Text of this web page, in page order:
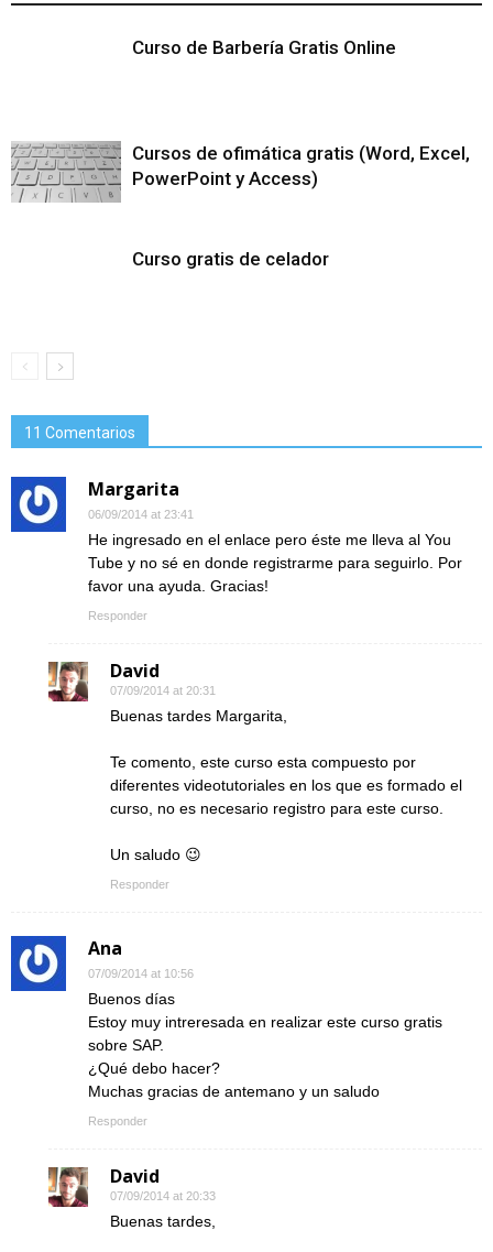
Curso de Barbería Gratis Online
Cursos de ofimática gratis (Word, Excel,
PowerPoint y Access)
Curso gratis de celador
11 Comentarios
Margarita
06/09/2014 at 23:41
He ingresado en el enlace pero éste me lleva al You
Tube y no sé en donde registrarme para seguirlo. Por
favor una ayuda. Gracias!
Responder
David
07/09/2014 at 20:31
Buenas tardes Margarita,
Te comento, este curso esta compuesto por
diferentes videotutoriales en los que es formado el
curso, no es necesario registro para este curso.
Un saludo 😉
Responder
Ana
07/09/2014 at 10:56
Buenos días
Estoy muy intreresada en realizar este curso gratis
sobre SAP.
¿Qué debo hacer?
Muchas gracias de antemano y un saludo
Responder
David
07/09/2014 at 20:33
Buenas tardes,